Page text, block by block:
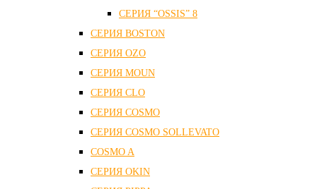
СЕРИЯ “OSSIS” 8
СЕРИЯ ВOSTON
CЕРИЯ OZO
СЕРИЯ MOUN
СЕРИЯ CLO
СЕРИЯ COSMO
СЕРИЯ COSMO SOLLEVATO
COSMO A
СЕРИЯ OKIN